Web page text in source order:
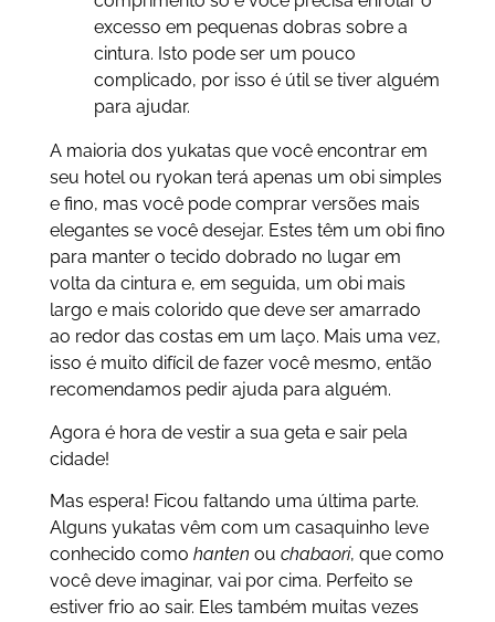
excesso em pequenas dobras sobre a
cintura. Isto pode ser um pouco
complicado, por isso é útil se tiver alguém
para ajudar.
A maioria dos yukatas que você encontrar em
seu hotel ou ryokan terá apenas um obi simples
e fino, mas você pode comprar versões mais
elegantes se você desejar. Estes têm um obi fino
para manter o tecido dobrado no lugar em
volta da cintura e, em seguida, um obi mais
largo e mais colorido que deve ser amarrado
ao redor das costas em um laço. Mais uma vez,
isso é muito difícil de fazer você mesmo, então
recomendamos pedir ajuda para alguém.
Agora é hora de vestir a sua geta e sair pela
cidade!
Mas espera! Ficou faltando uma última parte.
Alguns yukatas vêm com um casaquinho leve
conhecido como hanten ou chabaori, que como
você deve imaginar, vai por cima. Perfeito se
estiver frio ao sair. Eles também muitas vezes